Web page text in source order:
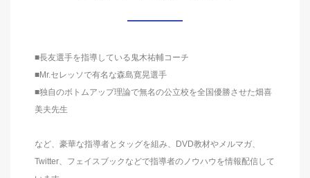
■長友選手を指導している鬼木祐輔コーチ
■Mr.セレッソで有名な森島寛晃選手
■独自のボトムアップ理論で無名の公立校を全国優勝させた畑喜
美夫先生
など、豪華な指導者とタッグを組み、DVD教材やメルマガ、
Twitter、フェイスブックなどで指導者のノウハウを情報配信して